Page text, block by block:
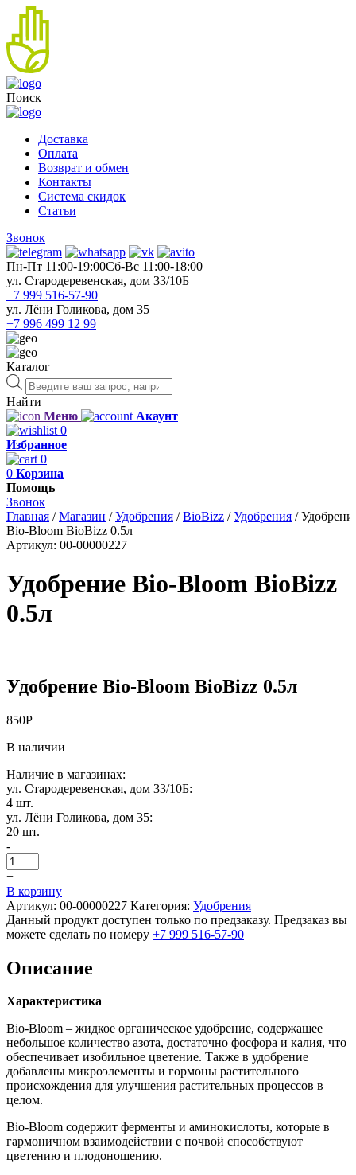
Поиск
Доставка
Оплата
Возврат и обмен
Контакты
Система скидок
Статьи
Звонок
Пн-Пт 11:00-19:00Cб-Вс 11:00-18:00
ул. Стародеревенская, дом 33/10Б
+7 999 516-57-90
ул. Лёни Голикова, дом 35
+7 996 499 12 99
Каталог
Поиск
товаров
Найти
Меню
Акаунт
0
Избранное
0
0 Корзина
Помощь
Звонок
Главная /Магазин /Удобрения /BioBizz /Удобрения /
Bio-Bloom BioBizz 0.5л
Артикул: 00-00000227
Удобрение Bio-Bloom BioBizz
0.5л
Удобрение Bio-Bloom BioBizz 0.5л
850Р
В наличии
Наличие в магазинах:
ул. Стародеревенская, дом 33/10Б:
4 шт.
ул. Лёни Голикова, дом 35:
20 шт.
-
+
В корзину
Артикул: 00-00000227 Категория: Удобрения
Данный продукт доступен только по предзаказу. Предзаказ вы
можете сделать по номеру +7 999 516-57-90
Описание
Характеристика
Bio-Bloom – жидкое органическое удобрение, содержащее
небольшое количество азота, достаточно фосфора и калия, что
обеспечивает изобильное цветение. Также в удобрение
добавлены микроэлементы и гормоны растительного
происхождения для улучшения растительных процессов в
целом.
Bio-Bloom содержит ферменты и аминокислоты, которые в
гармоничном взаимодействии с почвой способствуют
цветению и плодоношению.